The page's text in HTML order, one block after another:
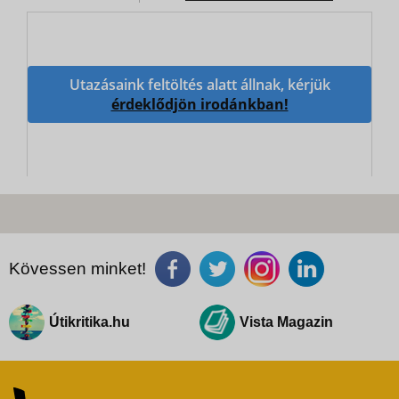
Utazásaink feltöltés alatt állnak, kérjük
érdeklődjön irodánkban!
Kövessen minket!
Útikritika.hu Vista Magazin